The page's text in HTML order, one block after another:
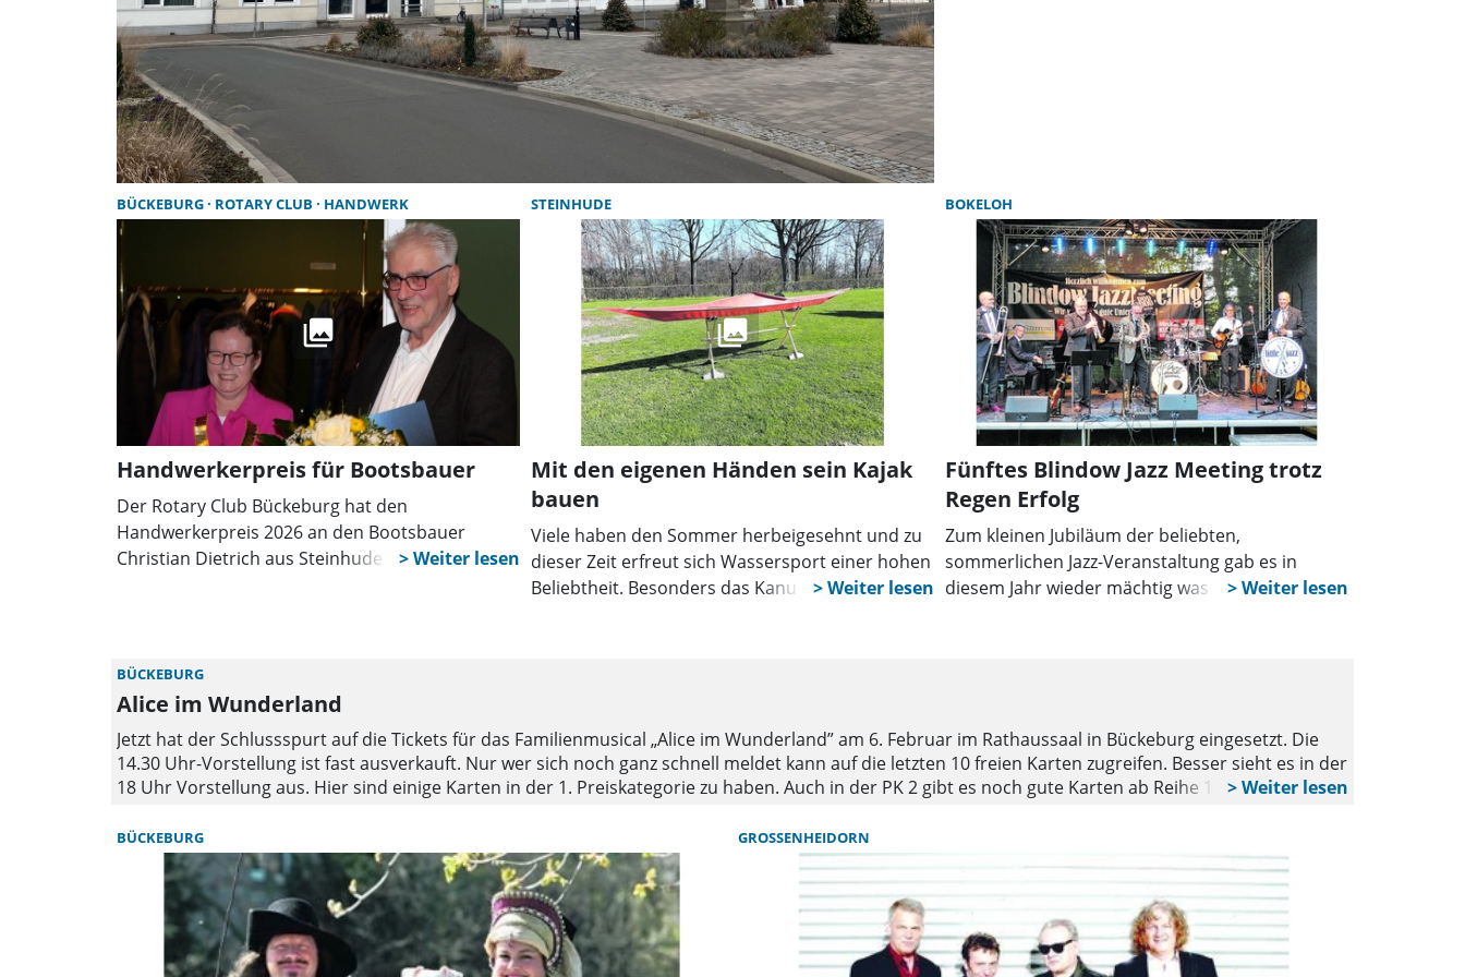
BÜCKEBURG ROTARY CLUB HANDWERK
Handwerkerpreis für Bootsbauer
Der Rotary Club Bückeburg hat den
Handwerkerpreis 2026 an den Bootsbauer
Christian Dietrich aus Steinhude verliehen. In
Dietrich.
STEINHUDE
Mit den eigenen Händen sein Kajak
bauen
Viele haben den Sommer herbeigesehnt und zu
dieser Zeit erfreut sich Wassersport einer hohen
Beliebtheit. Besonders das Kanu- und
BOKELOH
Fünftes Blindow Jazz Meeting trotz
Regen Erfolg
Zum kleinen Jubiläum der beliebten,
sommerlichen Jazz-Veranstaltung gab es in
diesem Jahr wieder mächtig was auf die Ohren.
Personen im Palaisgarten der Bernd Blindow
Schule eingefunden hatten.
BÜCKEBURG
Alice im Wunderland
Jetzt hat der Schlussspurt auf die Tickets für das Familienmusical „Alice im Wunderland” am 6. Februar im Rathaussaal in Bückeburg eingesetzt. Die
14.30 Uhr-Vorstellung ist fast ausverkauft. Nur wer sich noch ganz schnell meldet kann auf die letzten 10 freien Karten zugreifen. Besser sieht es in der
18 Uhr Vorstellung aus. Hier sind einige Karten in der 1. Preiskategorie zu haben. Auch in der PK 2 gibt es noch gute Karten ab Reihe 14. Schnäppchen
Sparkasse Schaumburg unter 01801/25551480 bestellt werden.
BÜCKEBURG GROSSENHEIDORN